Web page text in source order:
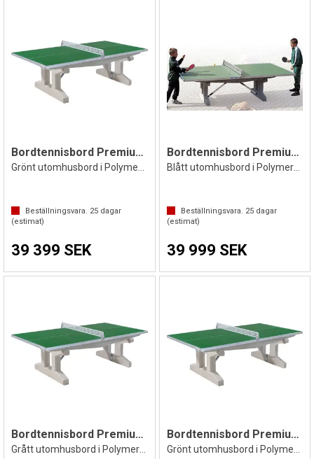
Bordtennisbord Premium | För ingjutning
Grönt utomhusbord i Polymerbetong
Beställningsvara. 25 dagar
(estimat)
39 399 SEK
Bordtennisbord Premium Stabil 700 kg
Blått utomhusbord i Polymerbetong
Beställningsvara. 25dagar
(estimat)
39 999 SEK
Bordtennisbord Premium Stabil 700 kg
Grått utomhusbord i Polymerbetong
Bordtennisbord Premium Stabil 700 kg
Grönt utomhusbord i Polymerbetong